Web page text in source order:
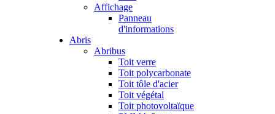
Affichage
Panneau
d'informations
Abris
Abribus
Toit verre
Toit polycarbonate
Toit tôle d'acier
Toit végétal
Toit photovoltaïque